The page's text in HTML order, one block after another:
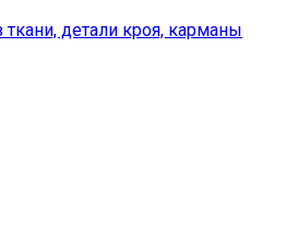
ткани, детали кроя, карманы